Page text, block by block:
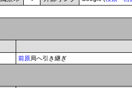
前原局へ引き継ぎ